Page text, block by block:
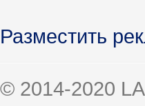
Разместить
© 2014-2020